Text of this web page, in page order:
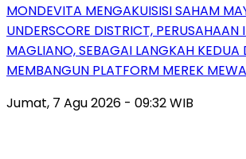
MONDEVITA MENGAKUISISI SAHAM
UNDERSCORE DISTRICT, PERUSAHAAN
MAGLIANO, SEBAGAI LANGKAH KEDUA
MEMBANGUN PLATFORM MEREK
Jumat, 7 Agu 2026 - 09:32 WIB